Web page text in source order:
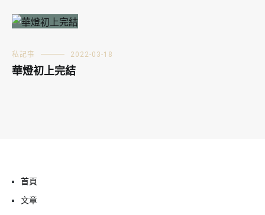
私記事 2022-03-18
華燈初上完結
首頁
文章